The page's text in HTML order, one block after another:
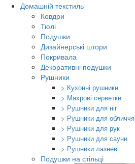
Домашній текстиль
Ковдри
Тюлі
Подушки
Дизайнерські штори
Покривала
Декоративні подушки
Рушники
> Кухонні рушники
> Махрові серветки
> Рушники для ніг
> Рушники для обличчя
> Рушники для рук
> Рушники для сауни
> Рушники лазневі
Подушки на стільці